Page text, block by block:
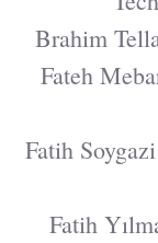
Brahim
Fateh
Fatih
Fatih